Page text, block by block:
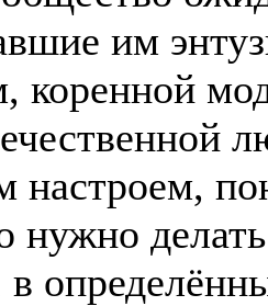
им
коренной
настроем,
нужно